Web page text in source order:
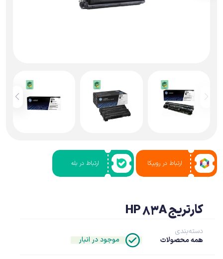
ارتباط در روبیکا ارتباط در بله
کارتریج HP 83A
موجود در انبار
دسته‌بندی
همه محصولات